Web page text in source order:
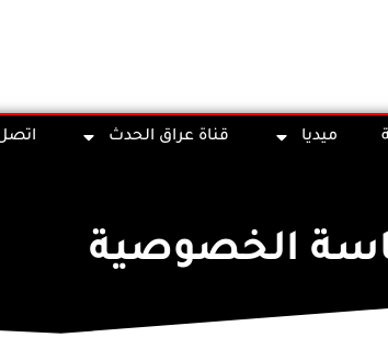
ميديا قناة عراق الحدث
الخصوصية